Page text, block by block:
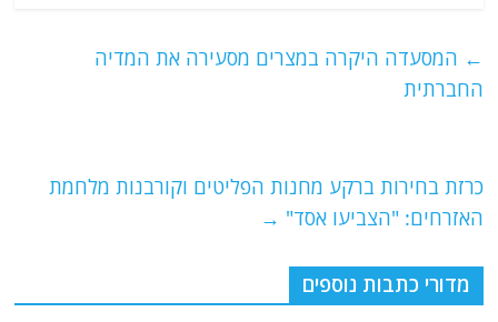
s
A
g
l
er
e
k
← המסעדה היקרה במצרים מסעירה את המדיה
החברתית
כרזת בחירות ברקע מחנות הפליטים וקורבנות מלחמת
האזרחים: "הצביעו אסד" →
מדורי כתבות נוספים